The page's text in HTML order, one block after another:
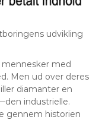
udvikling
mennesker med
Men ud over deres
diamanter en
industrielle.
gennem historien